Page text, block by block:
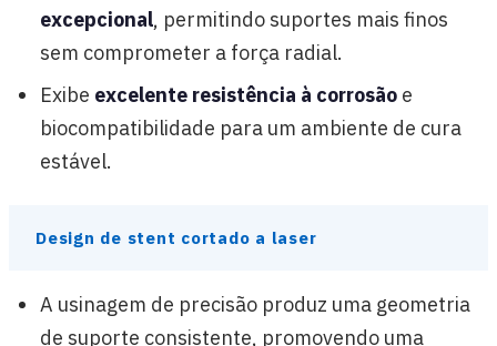
excepcional, permitindo suportes mais finos
sem comprometer a força radial.
Exibe excelente resistência à corrosão e
biocompatibilidade para um ambiente de cura
estável.
Design de stent cortado a laser
A usinagem de precisão produz uma geometria
de suporte consistente, promovendo uma